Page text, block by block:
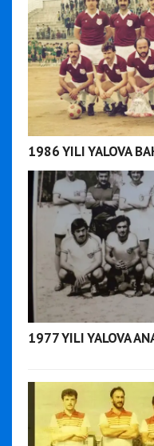
1986 YILI YALOVA
1977 YILI YALOVA